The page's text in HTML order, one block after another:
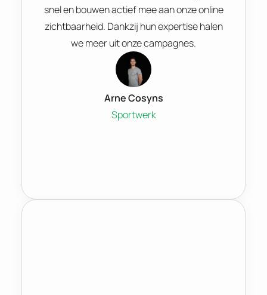
snel en bouwen actief mee aan onze online
zichtbaarheid. Dankzij hun expertise halen
we meer uit onze campagnes.
Arne Cosyns
Sportwerk